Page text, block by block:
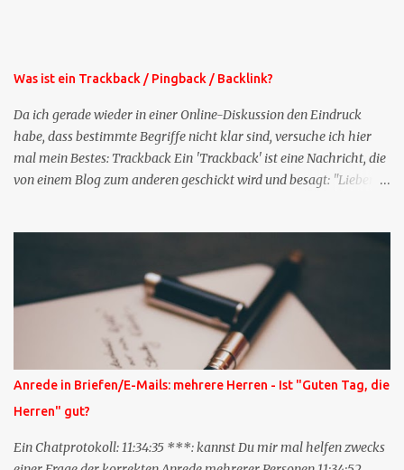
Was ist ein Trackback / Pingback / Backlink?
Da ich gerade wieder in einer Online-Diskussion den Eindruck
habe, dass bestimmte Begriffe nicht klar sind, versuche ich hier
mal mein Bestes: Trackback Ein 'Trackback' ist eine Nachricht, die
von einem Blog zum anderen geschickt wird und besagt: "Lieber
was ich zu deinem Inhalt zu sagen hatte." Diese
Nachrichtenfunktion wird 'angestoßen' in dem 'mein' Blog an die
'TrackbackURL' des Anderen einen 'Ping' schickt, d.h. ein paar
Parameter übergibt (URL meines Eintrags, Kurzzitat meines
Beitrags). Praktisch muss man nichts Anderes tun, als die
TrackbackURL beim Schreiben meines Beitrags in ein bestimmtes
Feld in meinem 'Blog-Redaktionssystem' einzufügen. Trackbacks
und TrackbackURLs sind heute recht selten. Das Trackback-
Verfahren wurde wei...
Anrede in Briefen/E-Mails: mehrere Herren - Ist "Guten Tag, die
Herren" gut?
Ein Chatprotokoll: 11:34:35 ***: kannst Du mir mal helfen zwecks